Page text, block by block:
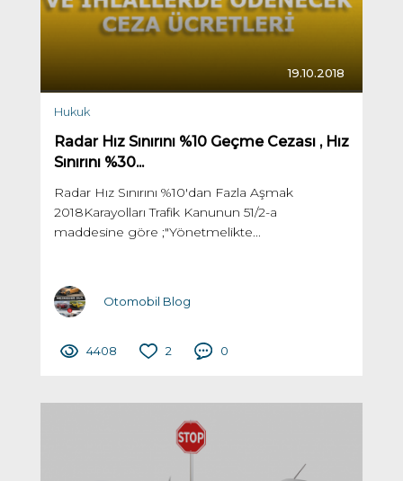
19.10.2018
Hukuk
Radar Hız Sınırını %10 Geçme Cezası , Hız
Sınırını %30...
Radar Hız Sınırını %10'dan Fazla Aşmak
2018Karayolları Trafik Kanunun 51/2-a
maddesine göre ;"Yönetmelikte...
Otomobil Blog
4408 2 0